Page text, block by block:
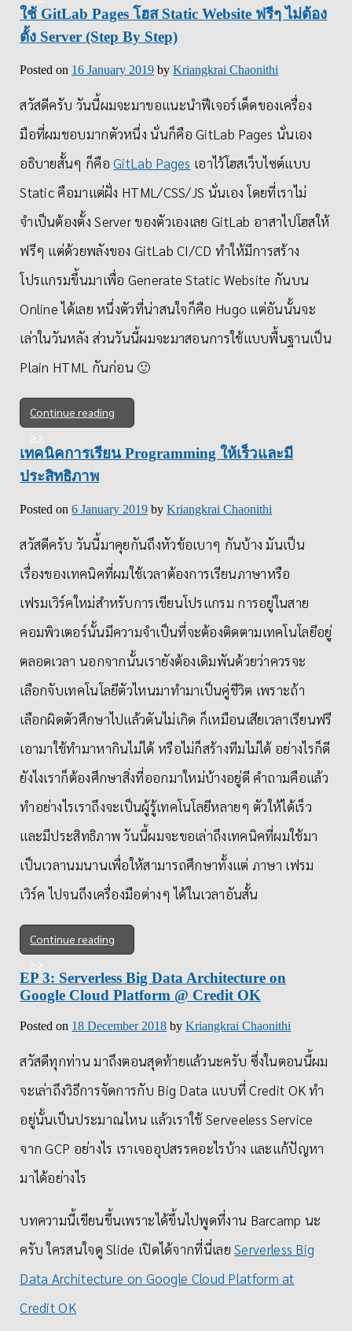
ใช้ GitLab Pages โฮส Static Website ฟรีๆ ไม่ต้อง
ตั้ง Server (Step By Step)
Posted on 16 January 2019 byKriangkrai Chaonithi
สวัสดีครับ วันนี้ผมจะมาขอแนะนำฟีเจอร์เด็ดของเครื่อง
มือที่ผมชอบมากตัวหนึ่ง นั่นก็คือ GitLab Pages นั่นเอง
อธิบายสั้นๆ ก็คือGitLab Pages เอาไว้โฮสเว็บไซต์แบบ
Static คือมาแต่ฝั่ง HTML/CSS/JS นั่นเอง โดยที่เราไม่
จำเป็นต้องตั้ง Server ของตัวเองเลย GitLab อาสาไปโฮสให้
ฟรีๆ แต่ด้วยพลังของ GitLab CI/CD ทำให้มีการสร้าง
โปรแกรมขึ้นมาเพื่อ Generate Static Website กันบน
Online ได้เลย หนึ่งตัวที่น่าสนใจก็คือ Hugo แต่อันนั้นจะ
เล่าในวันหลัง ส่วนวันนี้ผมจะมาสอนการใช้แบบพื้นฐานเป็น
Plain HTML กันก่อน 🙂
Continue reading
เทคนิคการเรียน Programming ให้เร็วและมี
ประสิทธิภาพ
Posted on6 January 2019 byKriangkrai Chaonithi
สวัสดีครับ วันนี้มาคุยกันถึงหัวข้อเบาๆ กันบ้าง มันเป็น
เรื่องของเทคนิคที่ผมใช้เวลาต้องการเรียนภาษาหรือ
เฟรมเวิร์คใหม่สำหรับการเขียนโปรแกรม การอยู่ในสาย
คอมพิวเตอร์นั้นมีความจำเป็นที่จะต้องติดตามเทคโนโลยีอยู่
ตลอดเวลา นอกจากนั้นเรายังต้องเดิมพันด้วยว่าควรจะ
เลือกจับเทคโนโลยีตัวไหนมาทำมาเป็นคู่ชีวิต เพราะถ้า
เลือกผิดตัวศึกษาไปแล้วดันไม่เกิด ก็เหมือนเสียเวลาเรียนฟรี
เอามาใช้ทำมาหากินไม่ได้ หรือไม่ก็สร้างทีมไม่ได้ อย่างไรก็ดี
ยังไงเราก็ต้องศึกษาสิ่งที่ออกมาใหม่บ้างอยู่ดี คำถามคือแล้ว
ทำอย่างไรเราถึงจะเป็นผู้รู้เทคโนโลยีหลายๆ ตัวให้ได้เร็ว
และมีประสิทธิภาพ วันนี้ผมจะขอเล่าถึงเทคนิคที่ผมใช้มา
เป็นเวลานมนานเพื่อให้สามารถศึกษาทั้งแต่ ภาษา เฟรม
เวิร์ค ไปจนถึงเครื่องมือต่างๆ ได้ในเวลาอันสั้น
Continue reading
EP 3: Serverless Big Data Architecture on
Google Cloud Platform @ Credit OK
Posted on 18 December 2018 byKriangkrai Chaonithi
สวัสดีทุกท่าน มาถึงตอนสุดท้ายแล้วนะครับ ซึ่งในตอนนี้ผม
จะเล่าถึงวิธีการจัดการกับ Big Data แบบที่ Credit OK ทำ
อยู่นั้นเป็นประมาณไหน แล้วเราใช้ Serveeless Service
จาก GCP อย่างไร เราเจออุปสรรคอะไรบ้าง และแก้ปัญหา
มาได้อย่างไร
บทความนี้เขียนขึ้นเพราะได้ขึ้นไปพูดที่งาน Barcamp นะ
ครับ ใครสนใจดู Slide เปิดได้จากที่นี่เลยServerless Big
Data Architecture on Google Cloud Platform at
Credit OK